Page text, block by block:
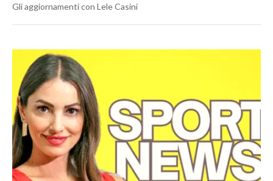
Gli aggiornamenti con Lele Casini